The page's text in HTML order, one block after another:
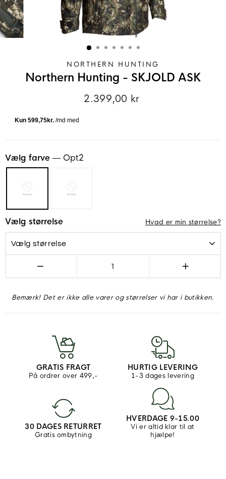
NORTHERN HUNTING
Northern Hunting - SKJOLD ASK
Normalpris
2.399,00 kr
Vælg størrelse Hvad er min størrelse?
Vælg farve — Opt2
− +
Bemærk! Det er ikke alle varer og størrelser vi har i butikken.
GRATIS FRAGT
På ordrer over 499,-
HURTIG LEVERING
1-3 dages levering
30 DAGES RETURRET
Gratis ombytning
HVERDAGE 9-15.00
Vi er altid klar til at
hjælpe!